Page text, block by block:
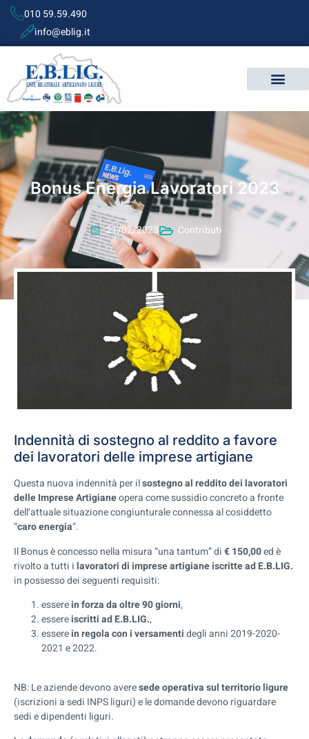
010 59.59.490
info@eblig.it
Bonus Energia Lavoratori 2023
21/02/2023 Contributi
Indennità di sostegno al reddito a favore
dei lavoratori delle imprese artigiane
Questa nuova indennità per ilsostegno al reddito dei lavoratori
delle Imprese Artigianeopera come sussidio concreto a fronte
dell’attuale situazione congiunturale connessa al cosiddetto
“caro energia“.
Il Bonus è concesso nella misura “una tantum” di€ 150,00ed è
rivolto a tutti ilavoratori di imprese artigiane iscritte ad E.B.LIG.
in possesso dei seguenti requisiti:
esserein forza da oltre 90 giorni,
essereiscritti ad E.B.LIG.,
esserein regola con i versamentidegli anni 2019-2020-
2021 e 2022.
NB: Le aziende devono averesede operativa sul territorio ligure
(iscrizioni a sedi INPS liguri) e le domande devono riguardare
sedi e dipendenti liguri.